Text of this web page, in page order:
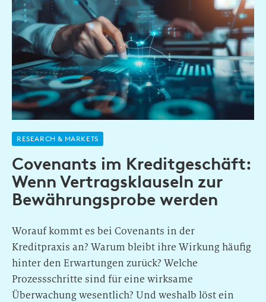
RESEARCH & MARKETS
Covenants im Kreditgeschäft:
Wenn Vertragsklauseln zur
Bewährungsprobe werden
Worauf kommt es bei Covenants in der
Kreditpraxis an? Warum bleibt ihre Wirkung häufig
hinter den Erwartungen zurück? Welche
Prozessschritte sind für eine wirksame
Überwachung wesentlich? Und weshalb löst ein